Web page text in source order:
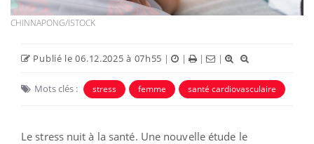
CHINNAPONG/ISTOCK
Publié le 06.12.2025 à 07h55 | | | |
Mots clés : stress femme santé cardiovasculaire
Le stress nuit à la santé. Une nouvelle étude le